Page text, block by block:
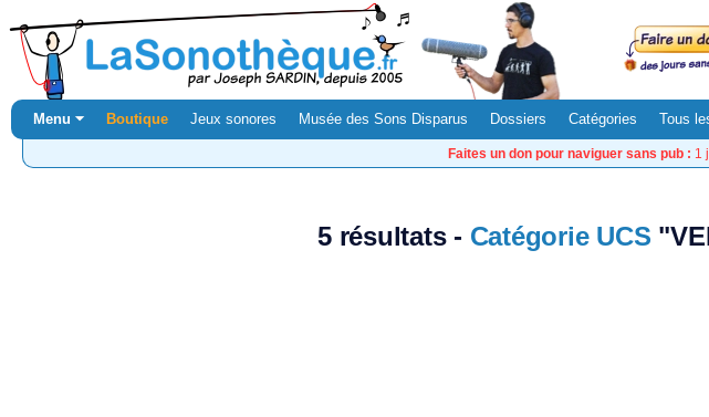
Menu ⏷ Boutique Jeux sonores Musée des Sons Disparus Dossiers Catégories Tous
Faites un don pour naviguer sans pub : 1
5 résultats - Catégorie UCS